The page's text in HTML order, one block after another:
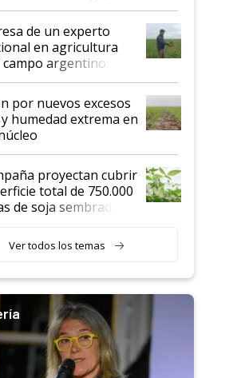
tendencias
de un experto
en agricultura
argentino:
impresionado"
por nuevos excesos
humedad extrema en
proyectan cubrir
total de 750.000
de soja sembradas
que marcan un
en genética y
Ver todos los temas